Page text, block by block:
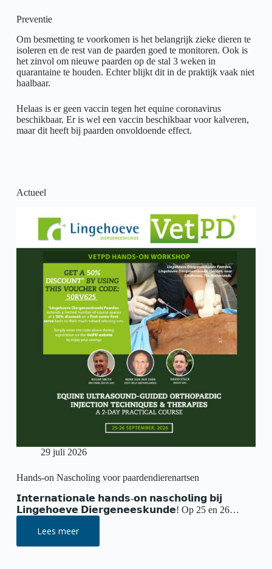
Preventie
Om besmetting te voorkomen is het belangrijk zieke dieren te
isoleren en de rest van de paarden goed te monitoren. Ook is
het zinvol om nieuwe paarden op de stal 3 weken in
quarantaine te houden. Echter blijkt dit in de praktijk vaak niet
haalbaar.
Helaas is er geen vaccin tegen het equine coronavirus
beschikbaar. Er is wel een vaccin beschikbaar voor kalveren,
maar dit heeft bij paarden onvoldoende effect.
Actueel
29 juli 2026
Hands-on Nascholing voor paardendierenartsen
𝗜𝗻𝘁𝗲𝗿𝗻𝗮𝘁𝗶𝗼𝗻𝗮𝗹𝗲 𝗵𝗮𝗻𝗱𝘀-𝗼𝗻 𝗻𝗮𝘀𝗰𝗵𝗼𝗹𝗶𝗻𝗴 𝗯𝗶𝗷
𝗟𝗶𝗻𝗴𝗲𝗵𝗼𝗲𝘃𝗲 𝗗𝗶𝗲𝗿𝗴𝗲𝗻𝗲𝗲𝘀𝗸𝘂𝗻𝗱𝗲! Op 25 en 26…
Lees meer
Hands-
on